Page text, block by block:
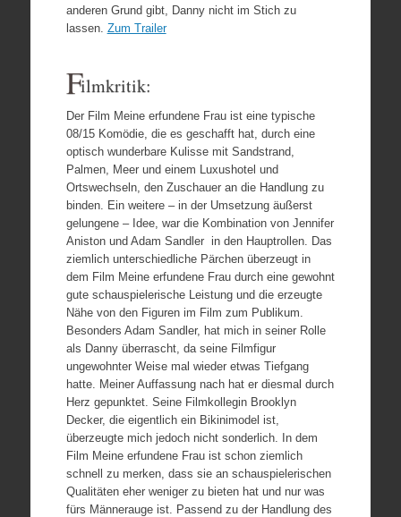
anderen Grund gibt, Danny nicht im Stich zu
lassen. Zum Trailer
Filmkritik:
Der Film Meine erfundene Frau ist eine typische
08/15 Komödie, die es geschafft hat, durch eine
optisch wunderbare Kulisse mit Sandstrand,
Palmen, Meer und einem Luxushotel und
Ortswechseln, den Zuschauer an die Handlung zu
binden. Ein weitere – in der Umsetzung äußerst
gelungene – Idee, war die Kombination von Jennifer
Aniston und Adam Sandler in den Hauptrollen. Das
ziemlich unterschiedliche Pärchen überzeugt in
dem Film Meine erfundene Frau durch eine gewohnt
gute schauspielerische Leistung und die erzeugte
Nähe von den Figuren im Film zum Publikum.
Besonders Adam Sandler, hat mich in seiner Rolle
als Danny überrascht, da seine Filmfigur
ungewohnter Weise mal wieder etwas Tiefgang
hatte. Meiner Auffassung nach hat er diesmal durch
Herz gepunktet. Seine Filmkollegin Brooklyn
Decker, die eigentlich ein Bikinimodel ist,
überzeugte mich jedoch nicht sonderlich. In dem
Film Meine erfundene Frau ist schon ziemlich
schnell zu merken, dass sie an schauspielerischen
Qualitäten eher weniger zu bieten hat und nur was
fürs Männerauge ist. Passend zu der Handlung des